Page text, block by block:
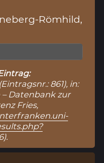
Römhild,
861), in:
Datenbank zur
Fries,